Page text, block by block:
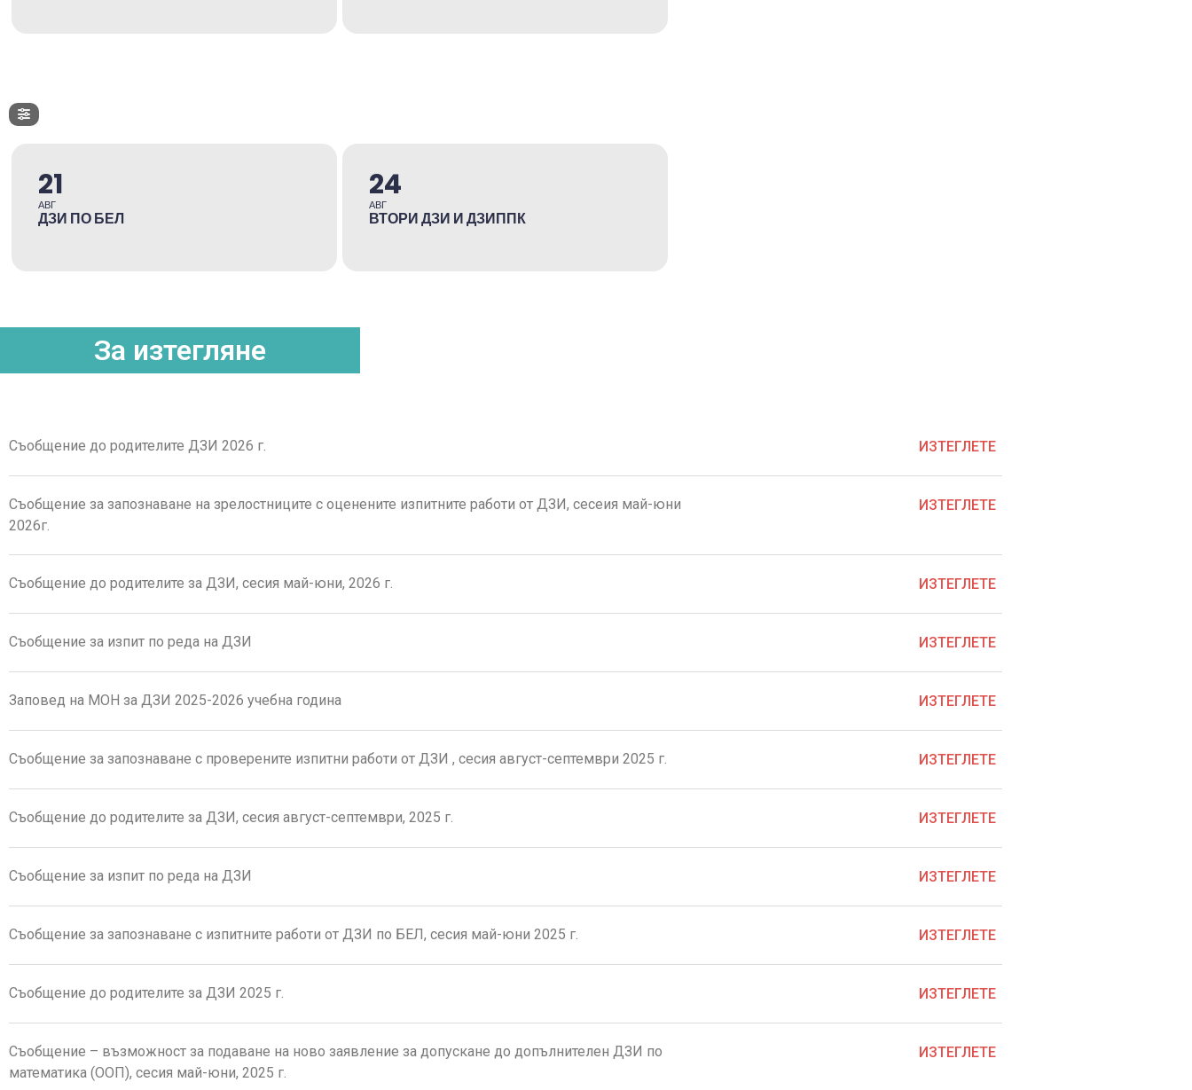
21
АВГ
ДЗИ ПО БЕЛ
24
АВГ
ВТОРИ ДЗИ И ДЗИППК
За изтегляне
Съобщение до родителите ДЗИ 2026 г. ИЗТЕГЛЕТЕ
Съобщение за запознаване на зрелостниците с оценените изпитните работи от ДЗИ, сесеия май-юни
2026г.
ИЗТЕГЛЕТЕ
Съобщение до родителите за ДЗИ, сесия май-юни, 2026 г. ИЗТЕГЛЕТЕ
Съобщение за изпит по реда на ДЗИ ИЗТЕГЛЕТЕ
Заповед на МОН за ДЗИ 2025-2026 учебна година ИЗТЕГЛЕТЕ
Съобщение за запознаване с проверените изпитни работи от ДЗИ , сесия август-септември 2025 г. ИЗТЕГЛЕТЕ
Съобщение до родителите за ДЗИ, сесия август-септември, 2025 г. ИЗТЕГЛЕТЕ
Съобщение за изпит по реда на ДЗИ ИЗТЕГЛЕТЕ
Съобщение за запознаване с изпитните работи от ДЗИ по БЕЛ, сесия май-юни 2025 г. ИЗТЕГЛЕТЕ
Съобщение до родителите за ДЗИ 2025 г. ИЗТЕГЛЕТЕ
Съобщение – възможност за подаване на ново заявление за допускане до допълнителен ДЗИ по
математика (ООП), сесия май-юни, 2025 г.
ИЗТЕГЛЕТЕ